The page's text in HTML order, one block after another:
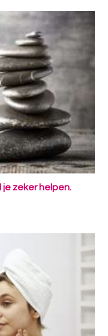
zeker helpen.